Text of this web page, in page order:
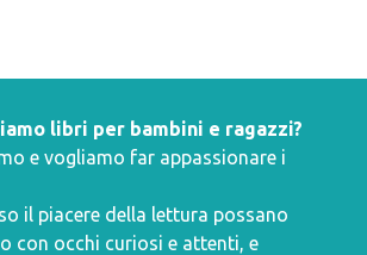
libri per bambini e ragazzi?
e vogliamo far appassionare i
il piacere della lettura possano
con occhi curiosi e attenti, e